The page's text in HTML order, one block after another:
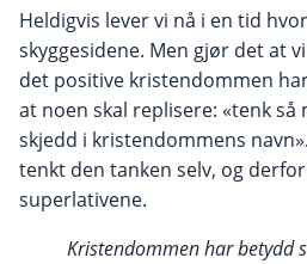
Heldigvis lever vi nå i en tid
skyggesidene. Men gjør det at
det positive kristendommen
at noen skal replisere: «tenk
skjedd i kristendommens
tenkt den tanken selv, og
superlativene.
Kristendommen har betydd